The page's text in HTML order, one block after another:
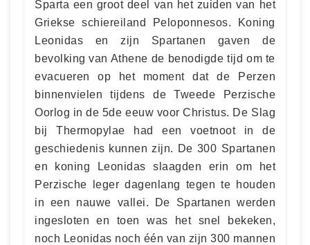
Sparta een groot deel van het zuiden van het
Griekse schiereiland Peloponnesos. Koning
Leonidas en zijn Spartanen gaven de
bevolking van Athene de benodigde tijd om te
evacueren op het moment dat de Perzen
binnenvielen tijdens de Tweede Perzische
Oorlog in de 5de eeuw voor Christus. De Slag
bij Thermopylae had een voetnoot in de
geschiedenis kunnen zijn. De 300 Spartanen
en koning Leonidas slaagden erin om het
Perzische leger dagenlang tegen te houden
in een nauwe vallei. De Spartanen werden
ingesloten en toen was het snel bekeken,
noch Leonidas noch één van zijn 300 mannen